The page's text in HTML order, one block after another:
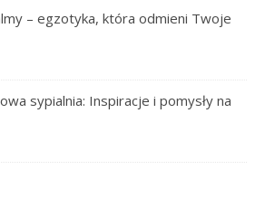
– egzotyka, która odmieni Twoje
sypialnia: Inspiracje i pomysły na